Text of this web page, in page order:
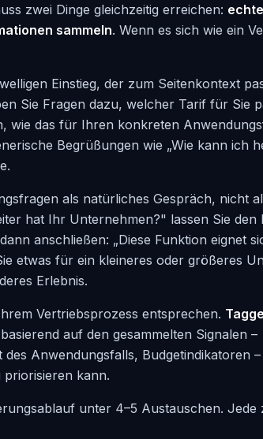
zwei Dinge gleichzeitig erreichen:
sammeln. Wenn es sich wie ein
Einstieg, der zum Seitenkontext
Sie Fragen dazu, welcher Tarif für Sie
wie das für Ihren konkreten
Begrüßungen wie „Wie kann ich
als natürliches Gespräch, nicht
hat Ihr Unternehmen?" lassen Sie
anschließen: „Diese Funktion eignet
etwas für ein kleineres oder größeres
Erlebnis.
Vertriebsprozess entsprechen.
basierend auf den gesammelten Signalen –
Anwendungsfalls, Budgetindikatoren
kann.
unter 4–5 Austauschen. Jede